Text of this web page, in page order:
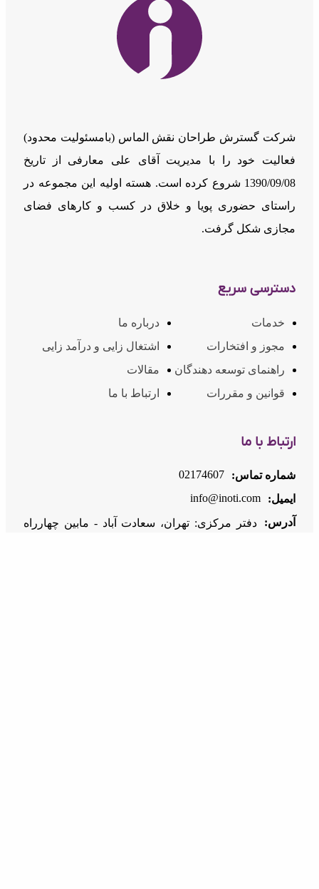
شرکت گسترش طراحان نقش الماس (بامسئوليت محدود)
فعالیت خود را با مدیریت آقای علی معارفی از تاریخ
1390/09/08 شروع کرده است. هسته اولیه این مجموعه در
راستای حضوری پویا و خلاق در کسب و کارهای فضای
مجازی شکل گرفت.
دسترسی سریع
خدمات
درباره ما
مجوز و افتخارات
اشتغال زایی و درآمد زایی
راهنمای توسعه دهندگان
مقالات
قوانین و مقررات
ارتباط با ما
ارتباط با ما
شماره تماس:
02174607
ایمیل:
info@inoti.com
آدرس:
دفتر مرکزی: تهران، سعادت آباد - مابین چهارراه